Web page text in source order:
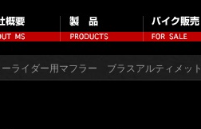
ライダー用マフラー ブラスアルティメット